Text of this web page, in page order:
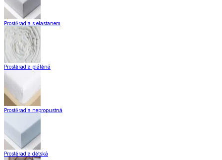
Prostěradla s elastanem
Prostěradla plátěná
Prostěradla nepropustná
Prostěradla dětská